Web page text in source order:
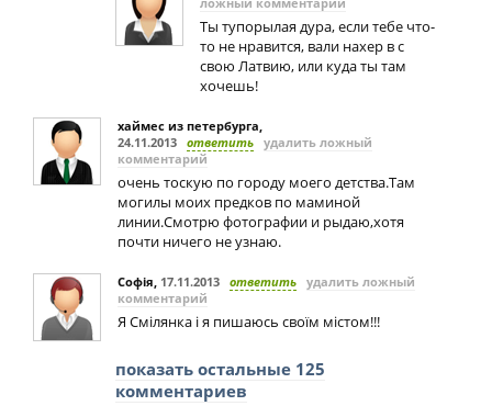
Ты тупорылая дура, если тебе что-
то не нравится, вали нахер в с
свою Латвию, или куда ты там
хочешь!
хаймес из петербурга,
24.11.2013 ответить удалить ложный
комментарий
очень тоскую по городу моего детства.Там
могилы моих предков по маминой
линии.Смотрю фотографии и рыдаю,хотя
почти ничего не узнаю.
Софія, 17.11.2013 ответить удалить ложный
комментарий
Я Смілянка і я пишаюсь своїм містом!!!
показать остальные 125
комментариев